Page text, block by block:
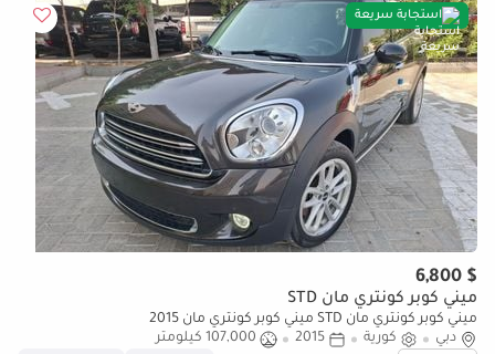
استجابة سريعة
$ 6,800
ميني كوبر كونتري مان STD
ميني كوبر كونتري مان STD ميني كوبر كونتري مان 2015
دبي
كورية 2015 107,000 كيلومتر